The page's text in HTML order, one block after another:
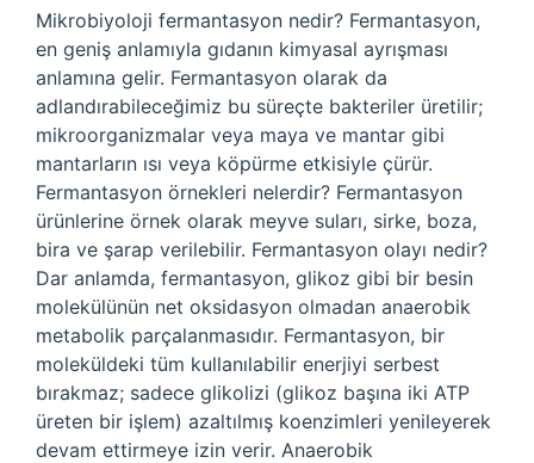
Mikrobiyoloji fermantasyon nedir? Fermantasyon,
en geniş anlamıyla gıdanın kimyasal ayrışması
anlamına gelir. Fermantasyon olarak da
adlandırabileceğimiz bu süreçte bakteriler üretilir;
mikroorganizmalar veya maya ve mantar gibi
mantarların ısı veya köpürme etkisiyle çürür.
Fermantasyon örnekleri nelerdir? Fermantasyon
ürünlerine örnek olarak meyve suları, sirke, boza,
bira ve şarap verilebilir. Fermantasyon olayı nedir?
Dar anlamda, fermantasyon, glikoz gibi bir besin
molekülünün net oksidasyon olmadan anaerobik
metabolik parçalanmasıdır. Fermantasyon, bir
moleküldeki tüm kullanılabilir enerjiyi serbest
bırakmaz; sadece glikolizi (glikoz başına iki ATP
üreten bir işlem) azaltılmış koenzimleri yenileyerek
devam ettirmeye izin verir. Anaerobik